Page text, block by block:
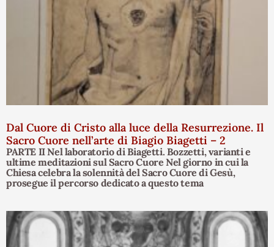
Dal Cuore di Cristo alla luce della Resurrezione. Il
Sacro Cuore nell’arte di Biagio Biagetti – 2
PARTE II Nel laboratorio di Biagetti. Bozzetti, varianti e
ultime meditazioni sul Sacro Cuore Nel giorno in cui la
Chiesa celebra la solennità del Sacro Cuore di Gesù,
prosegue il percorso dedicato a questo tema